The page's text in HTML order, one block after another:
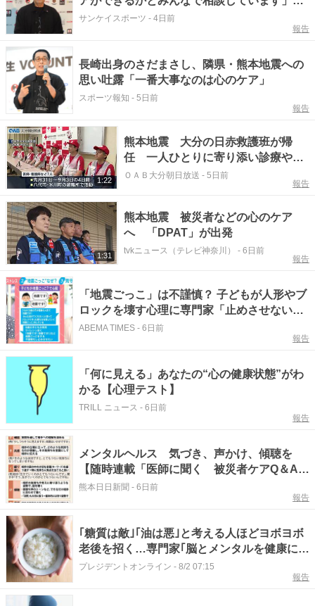
「高校生ボランティア・アワード」出席
サンケイスポーツ - 4日前
報告
長崎出身のさだまさし、隣県・熊本地震への
思い吐露「一番大事なのは心のケア」
スポーツ報知 - 5日前
報告
1:22
熊本地震 大分の日赤救護班が帰
任 一人ひとりに寄り添い診療や心
のケア
ＯＡＢ大分朝日放送 - 5日前
報告
1:31
熊本地震 被災者などの心のケア
へ 「DPAT」が出発
tvkニュース（テレビ神奈川） - 6日前
報告
「地震ごっこ」は不謹慎？ 子どもが人形やブ
ロックを壊す心理に専門家「止めさせない
で」 震災時の心のケアと親が知るべき対応策
ABEMA TIMES - 6日前
報告
「何に見える」あなたの“心の健康状態”がわ
かる【心理テスト】
TRILL ニュース - 6日前
報告
メンタルヘルス 気づき、声かけ、傾聴を
【随時連載「医師に聞く 被災者ケアQ＆A」
⑥】
熊本日日新聞 - 6日前
報告
｢糖質は敵｣｢油は悪｣と考える人ほどヨボヨボ
老後を招く…専門家｢脳とメンタルを健康に維
持する食べ方｣
プレジデントオンライン - 8/2 07:15
報告